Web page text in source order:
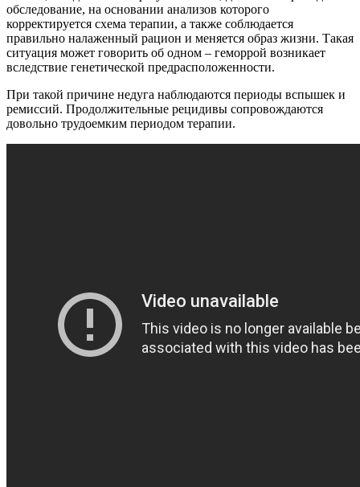
обследование, на основании анализов которого
корректируется схема терапии, а также соблюдается
правильно налаженный рацион и меняется образ жизни. Такая
ситуация может говорить об одном – геморрой возникает
вследствие генетической предрасположенности.
При такой причине недуга наблюдаются периоды вспышек и
ремиссий. Продолжительные рецидивы сопровождаются
довольно трудоемким периодом терапии.